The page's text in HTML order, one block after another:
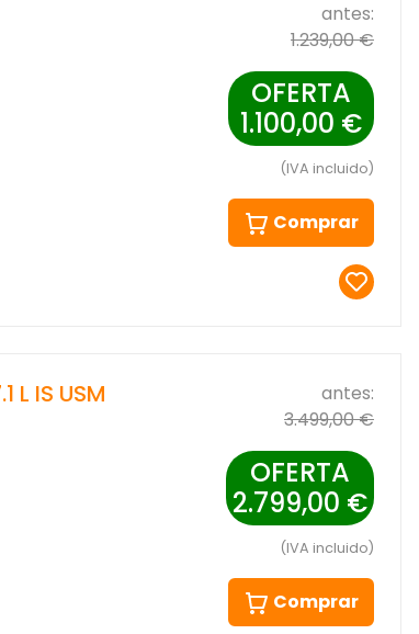
antes:
1.239,00 €
OFERTA
1.100,00 €
(IVA incluido)
Comprar
L IS USM
antes:
3.499,00 €
OFERTA
2.799,00 €
(IVA incluido)
Comprar